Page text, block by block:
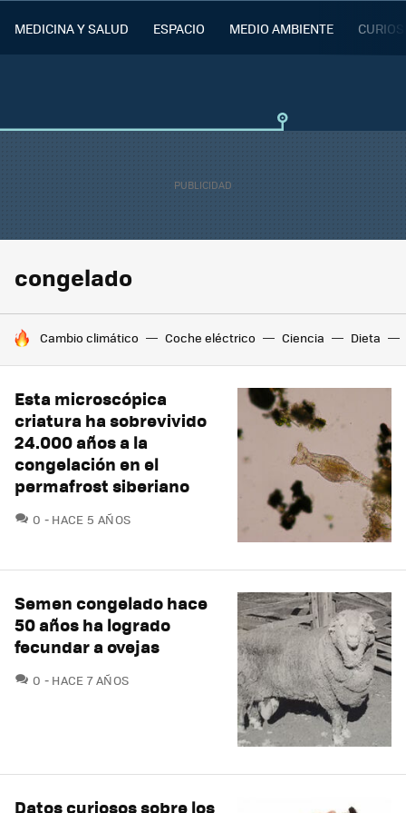
MEDICINA Y SALUD ESPACIO MEDIO AMBIENTE
congelado
HOY SE HABLA DE
Cambio climático Coche eléctrico Ciencia Dieta
Esta microscópica
criatura ha sobrevivido
24.000 años a la
congelación en el
permafrost siberiano
0 COMENTARIOS
HACE 5 AÑOS
Semen congelado hace
50 años ha logrado
fecundar a ovejas
0 COMENTARIOS
HACE 7 AÑOS
Datos curiosos sobre los